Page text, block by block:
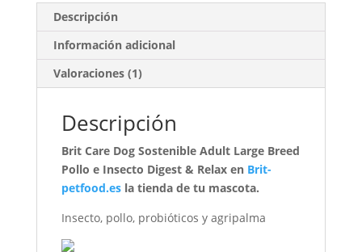
Descripción
Información adicional
Valoraciones (1)
Descripción
Brit Care Dog Sostenible Adult Large Breed
Pollo e Insecto Digest & Relax en Brit-
petfood.esla tienda de tu mascota.
Insecto, pollo, probióticos y agripalma